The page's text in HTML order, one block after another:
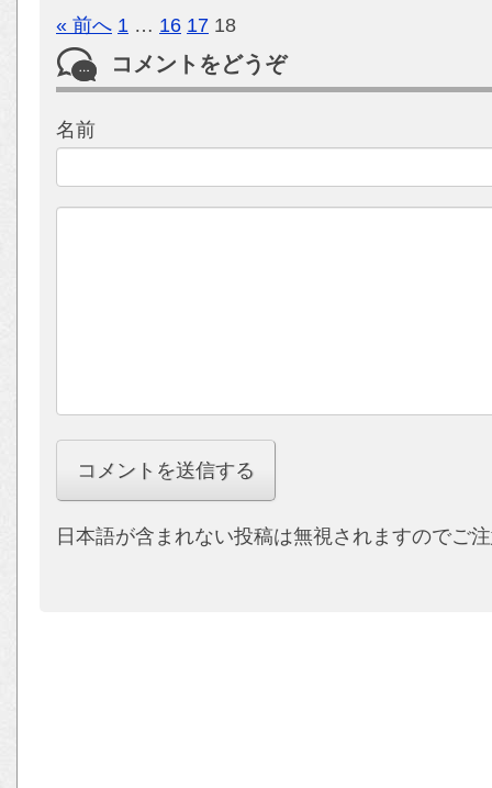
« 前へ 1 … 16 17 18
コメントをどうぞ
名前
日本語が含まれない投稿は無視されますのでご